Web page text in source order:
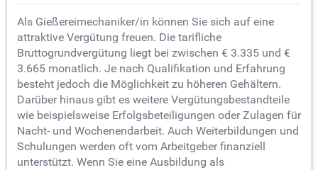
Als Gießereimechaniker/in können Sie sich auf eine
attraktive Vergütung freuen. Die tarifliche
Bruttogrundvergütung liegt bei zwischen € 3.335 und €
3.665 monatlich. Je nach Qualifikation und Erfahrung
besteht jedoch die Möglichkeit zu höheren Gehältern.
Darüber hinaus gibt es weitere Vergütungsbestandteile
wie beispielsweise Erfolgsbeteiligungen oder Zulagen für
Nacht- und Wochenendarbeit. Auch Weiterbildungen und
Schulungen werden oft vom Arbeitgeber finanziell
unterstützt. Wenn Sie eine Ausbildung als